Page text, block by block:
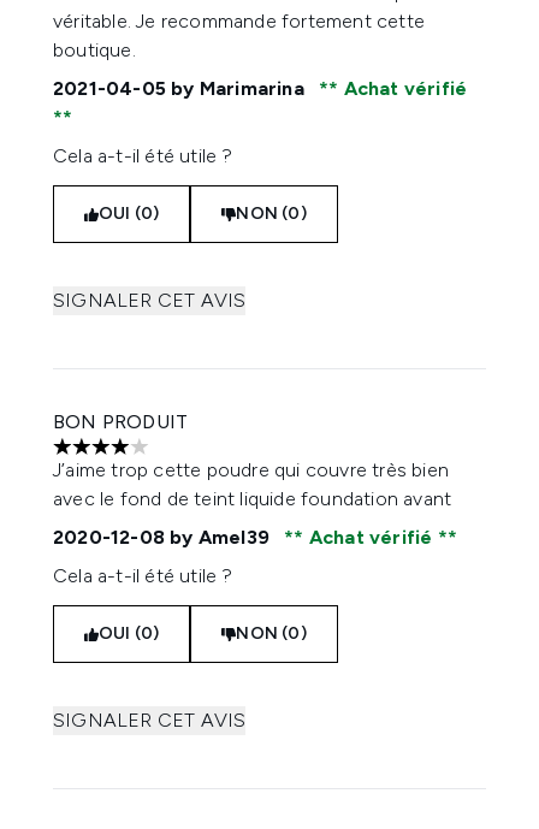
véritable. Je recommande fortement cette
boutique.
2021-04-05 by Marimarina Achat vérifié
Cela a-t-il été utile ?
OUI (0) NON (0)
SIGNALER CET AVIS
BON PRODUIT
4 étoiles sur un maximum de 5
J’aime trop cette poudre qui couvre très bien
avec le fond de teint liquide foundation avant
2020-12-08 by Amel39
Achat vérifié
Cela a-t-il été utile ?
OUI (0) NON (0)
SIGNALER CET AVIS